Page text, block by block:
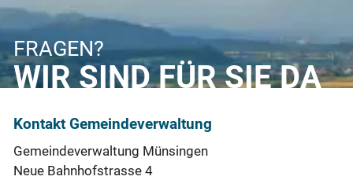
FRAGEN?
WIR SIND FÜR SIE DA
Kontakt Gemeindeverwaltung
Gemeindeverwaltung Münsingen
Neue Bahnhofstrasse 4